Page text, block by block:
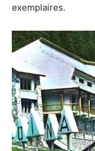
exemplaires.